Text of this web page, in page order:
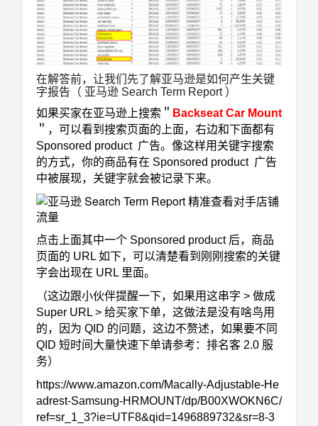
在解答前，让我们先了解亚马逊是如何产生关键
字报告（ 亚马逊 Search Term Report ）
如果买家在亚马逊上搜索＂ Backseat Car Mount
＂，可以看到搜索页面的上面，右边和下面都有
Sponsored product 广告。像这样用关键字搜索
的方式，你的商品有在 Sponsored product 广告
中被展现，关键字就会被记录下来。
点击上面其中一个 Sponsored product 后，商品
页面的 URL 如下，可以清楚看到刚刚搜索的关键
字会出现在 URL 里面。
（这边跟小伙伴提醒一下，如果用这串字 > 做成
Super URL > 给买家下单，这做法是没有啥鸟用
的，因为 QID 的问题，这边不赘述，如果要不同
QID 短时间大量快速下单请参考： 排名客 2.0 服
务）
https://www.amazon.com/Macally-Adjustable-He
adrest-Samsung-HRMOUNT/dp/B00XWOKN6C/
ref=sr_1_3?ie=UTF8&qid=1496889732&sr=8-3